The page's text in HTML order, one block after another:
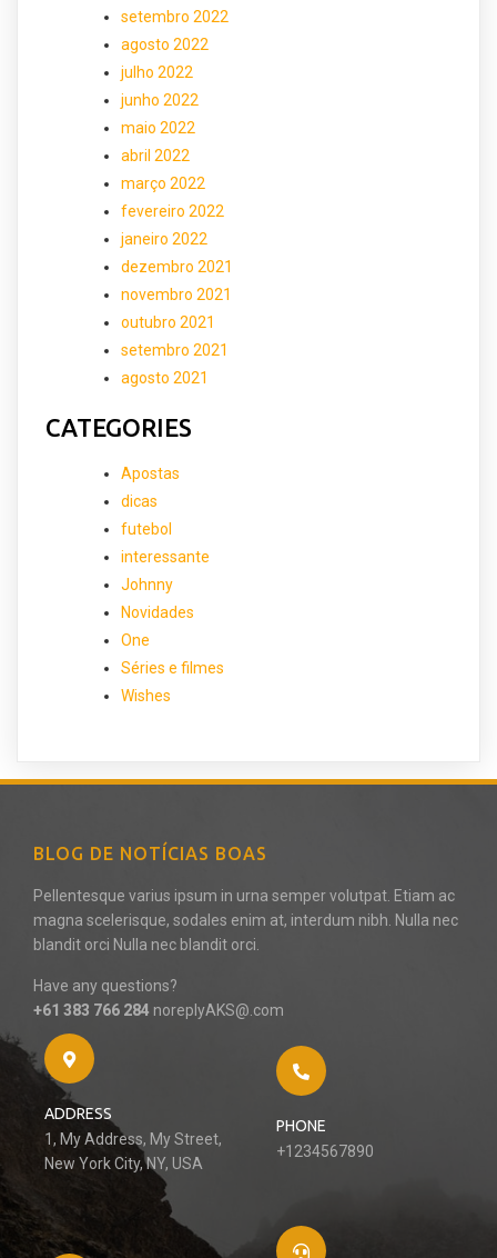
setembro 2022
agosto 2022
julho 2022
junho 2022
maio 2022
abril 2022
março 2022
fevereiro 2022
janeiro 2022
dezembro 2021
novembro 2021
outubro 2021
setembro 2021
agosto 2021
CATEGORIES
Apostas
dicas
futebol
interessante
Johnny
Novidades
One
Séries e filmes
Wishes
BLOG DE NOTÍCIAS BOAS
Pellentesque varius ipsum in urna semper volutpat. Etiam ac
magna scelerisque, sodales enim at, interdum nibh. Nulla nec
blandit orci Nulla nec blandit orci.
Have any questions?
+61 383 766 284 noreplyAKS@.com
ADDRESS
1, My Address, My Street,
New York City, NY, USA
PHONE
+1234567890